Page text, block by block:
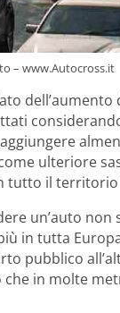
– www.Autocross.it
come ulteriore
tutto il
un’auto
in tutta
pubblico
che in molte